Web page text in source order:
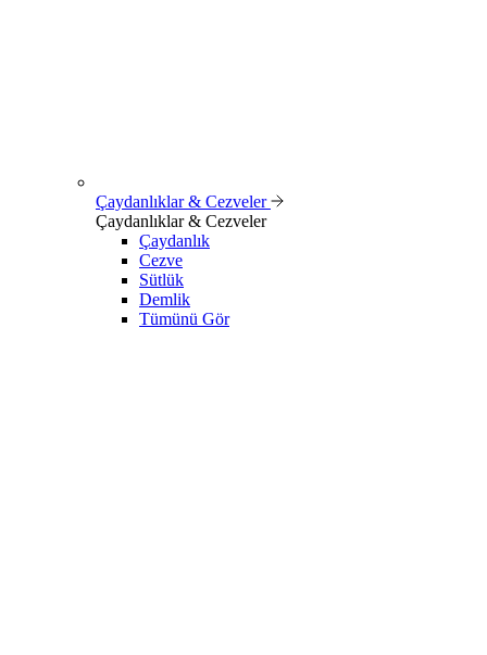
Çaydanlıklar & Cezveler
Çaydanlıklar & Cezveler
Çaydanlık
Cezve
Sütlük
Demlik
Tümünü Gör